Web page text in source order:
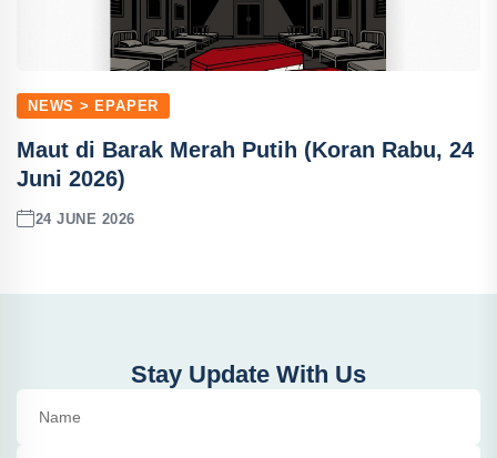
NEWS > EPAPER
Maut di Barak Merah Putih (Koran Rabu, 24
Juni 2026)
24 JUNE 2026
Stay Update With Us